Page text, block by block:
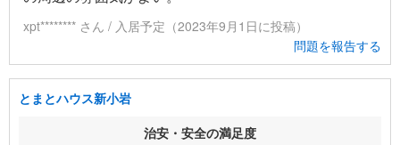
xpt******** さん / 入居予定（2023年9月1日に投稿）
問題を報告する
とまとハウス新小岩
治安・安全の満足度